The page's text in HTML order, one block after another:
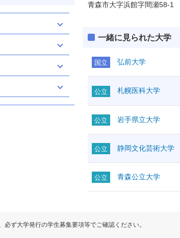
青森市大字浜館字間瀬58-1
一緒に見られた大学
国立 弘前大学
公立 札幌医科大学
公立 岩手県立大学
公立 静岡文化芸術大学
公立 青森公立大学
ず大学発行の学生募集要項等でご確認ください。